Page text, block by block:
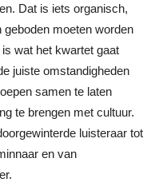
Dat is iets organisch,
moeten worden
wat het kwartet gaat
juiste omstandigheden
samen te laten
te brengen met cultuur.
luisteraar tot
en van